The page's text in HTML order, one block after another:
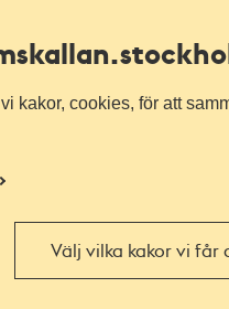
kakor, cookies, för att
Välj vilka kakor vi får